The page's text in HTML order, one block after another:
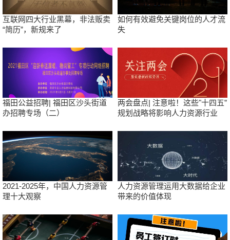
互联网四大行业黑幕，非法贩卖
“简历”，新规来了
如何有效避免关键岗位的人才流
失
福田公益招聘| 福田区沙头街道
办招聘专场（二）
两会盘点| 注意啦！这些"十四五”
规划战略将影响人力资源行业
2021-2025年，中国人力资源管
理十大观察
人力资源管理运用大数据给企业
带来的价值体现